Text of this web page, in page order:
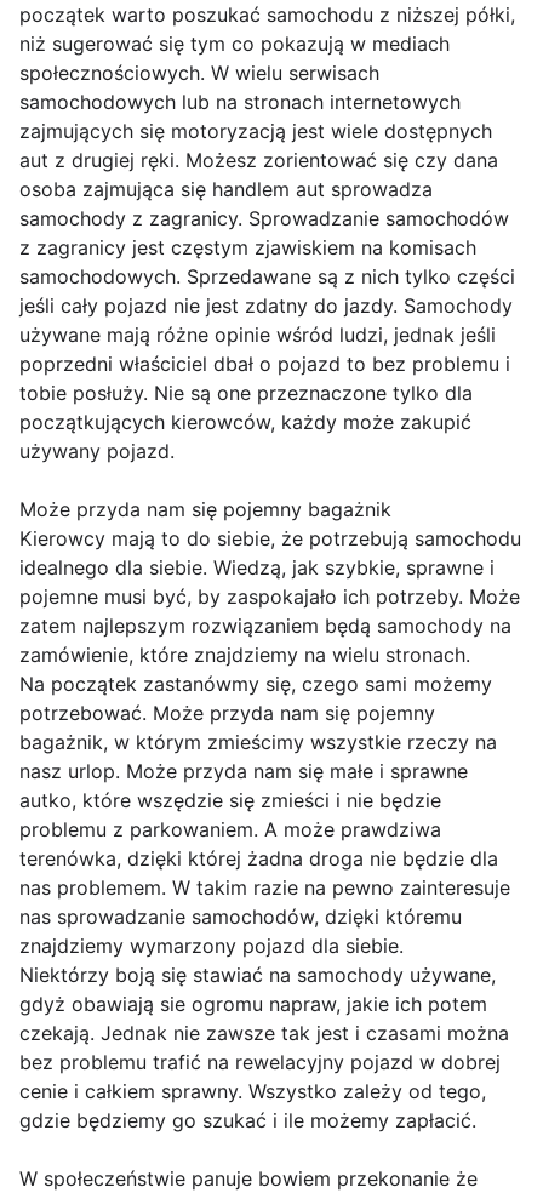
początek warto poszukać samochodu z niższej półki,
niż sugerować się tym co pokazują w mediach
społecznościowych. W wielu serwisach
samochodowych lub na stronach internetowych
zajmujących się motoryzacją jest wiele dostępnych
aut z drugiej ręki. Możesz zorientować się czy dana
osoba zajmująca się handlem aut sprowadza
samochody z zagranicy. Sprowadzanie samochodów
z zagranicy jest częstym zjawiskiem na komisach
samochodowych. Sprzedawane są z nich tylko części
jeśli cały pojazd nie jest zdatny do jazdy. Samochody
używane mają różne opinie wśród ludzi, jednak jeśli
poprzedni właściciel dbał o pojazd to bez problemu i
tobie posłuży. Nie są one przeznaczone tylko dla
początkujących kierowców, każdy może zakupić
używany pojazd. ​
Może przyda nam się pojemny bagażnik
Kierowcy mają to do siebie, że potrzebują samochodu
idealnego dla siebie. Wiedzą, jak szybkie, sprawne i
pojemne musi być, by zaspokajało ich potrzeby. Może
zatem najlepszym rozwiązaniem będą samochody na
zamówienie, które znajdziemy na wielu stronach.
Na początek zastanówmy się, czego sami możemy
potrzebować. Może przyda nam się pojemny
bagażnik, w którym zmieścimy wszystkie rzeczy na
nasz urlop. Może przyda nam się małe i sprawne
autko, które wszędzie się zmieści i nie będzie
problemu z parkowaniem. A może prawdziwa
terenówka, dzięki której żadna droga nie będzie dla
nas problemem. W takim razie na pewno zainteresuje
nas sprowadzanie samochodów, dzięki któremu
znajdziemy wymarzony pojazd dla siebie.
Niektórzy boją się stawiać na samochody używane,
gdyż obawiają sie ogromu napraw, jakie ich potem
czekają. Jednak nie zawsze tak jest i czasami można
bez problemu trafić na rewelacyjny pojazd w dobrej
cenie i całkiem sprawny. Wszystko zależy od tego,
gdzie będziemy go szukać i ile możemy zapłacić.
W społeczeństwie panuje bowiem przekonanie że